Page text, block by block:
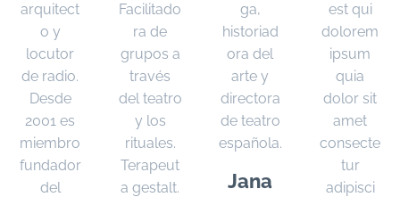
arquitect
o y
locutor
de radio.
Desde
2001 es
miembro
fundador
del
Facilitado
ra de
grupos a
través
del teatro
y los
rituales.
Terapeut
a gestalt.
ga,
historiad
ora del
arte y
directora
de teatro
española.
Jana
est qui
dolorem
ipsum
quia
dolor sit
amet
consecte
tur
adipisci